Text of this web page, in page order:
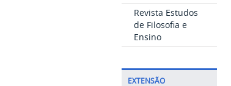
Revista Estudos
de Filosofia e
Ensino
EXTENSÃO